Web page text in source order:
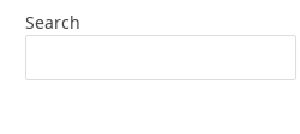
Search